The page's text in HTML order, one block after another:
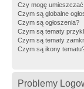
Czy mogę
Czym są globalne
Czym są ogłoszenia?
Czym są tematy
Czym są tematy
Czym są ikony
Problemy